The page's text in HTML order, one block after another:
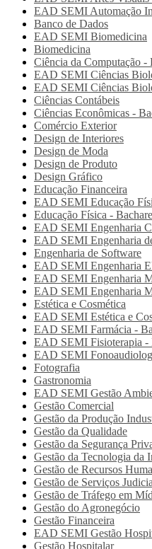
EAD SEMI Automação
Banco de Dados
EAD SEMI Biomedicina
Biomedicina
Ciência da Computação -
EAD SEMI Ciências
EAD SEMI Ciências
Ciências Contábeis
Ciências Econômicas -
Comércio Exterior
Design de Interiores
Design de Moda
Design de Produto
Design Gráfico
Educação Financeira
EAD SEMI Educação
Educação Física -
EAD SEMI Engenharia
EAD SEMI Engenharia
Engenharia de Software
EAD SEMI Engenharia
EAD SEMI Engenharia
EAD SEMI Engenharia
Estética e Cosmética
EAD SEMI Estética e
EAD SEMI Farmácia -
EAD SEMI Fisioterapia -
EAD SEMI
Fotografia
Gastronomia
EAD SEMI Gestão
Gestão Comercial
Gestão da Produção
Gestão da Qualidade
Gestão da Segurança
Gestão da Tecnologia da
Gestão de Recursos
Gestão de Serviços
Gestão de Tráfego em
Gestão do Agronegócio
Gestão Financeira
EAD SEMI Gestão
Gestão Hospitalar